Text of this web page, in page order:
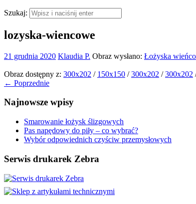
Szukaj:
lozyska-wiencowe
21 grudnia 2020 Klaudia P. Obraz wysłano: Łożyska
Obraz dostępny z: 300x202 / 150x150 /300x202 /300x202
← Poprzednie
Najnowsze wpisy
Smarowanie łożysk ślizgowych
Pas napędowy do piły – co wybrać?
Wybór odpowiednich czyściw przemysłowych
Serwis drukarek Zebra